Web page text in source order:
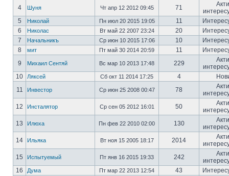
4
Шуня Чт апр 12 2012 09:45 71
5
Николай Пн июл 20 2015 19:05 11
6
Николас Вт май 22 2007 23:24 20
7
Начальникъ Ср июн 10 2015 17:06 10
8
мит Пт май 30 2014 20:59 11
9
Михаил Сентяй Вс мар 10 2013 17:48 229
10
Ляксей Сб окт 11 2014 17:25 4
11
Инвестор Ср июн 25 2008 00:47 78
12
Инсталятор Ср сен 05 2012 16:01 50
13
Илюха Пн фев 22 2010 02:00 130
14
Ильяка Вт ноя 15 2005 18:17 2014
15
Испытуемый Пт янв 16 2015 19:33 242
16
Дума Пт мар 22 2013 12:54 43